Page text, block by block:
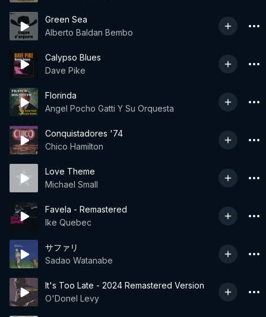
Green Sea
Alberto Baldan Bembo
Calypso Blues
Dave Pike
Florinda
Angel Pocho Gatti Y Su Orquesta
Conquistadores '74
Chico Hamilton
Love Theme
Michael Small
Favela - Remastered
Ike Quebec
サファリ
Sadao Watanabe
It's Too Late - 2024 Remastered Version
O'Donel Levy